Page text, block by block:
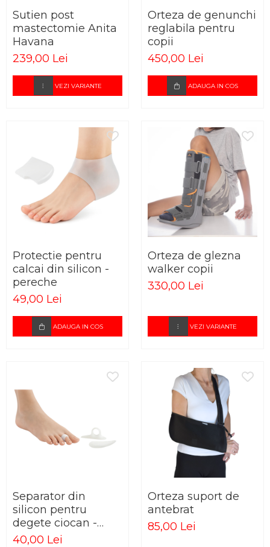
SUPERIOR
ORTEZE PENTRU MEMBRUL
INFERIOR
ORTEZE PENTRU COLOANA
VERTEBRALA
ORTEZE FACIALE
PROTEZA EXTERNA DE SAN
SUSTINATORI PLANTARI
PERSONALIZATI
PRODUSE ABENA
SALTELE ANTIESCARE
SCAUNE DE DUS
SCAUNE DE TOALETA
STETOSCOAPE LITTMANN
TENSIOMETRE
TERMOMETRE
Sutien post
mastectomie Anita
Havana
239,00 Lei
VEZI VARIANTE
Orteza de genunchi
reglabila pentru
copii
450,00 Lei
ADAUGA IN COS
Protectie pentru
calcai din silicon -
pereche
49,00 Lei
ADAUGA IN COS
Orteza de glezna
walker copii
330,00 Lei
VEZI VARIANTE
Separator din
silicon pentru
degete ciocan -
pereche
40,00 Lei
Orteza suport de
antebrat
85,00 Lei